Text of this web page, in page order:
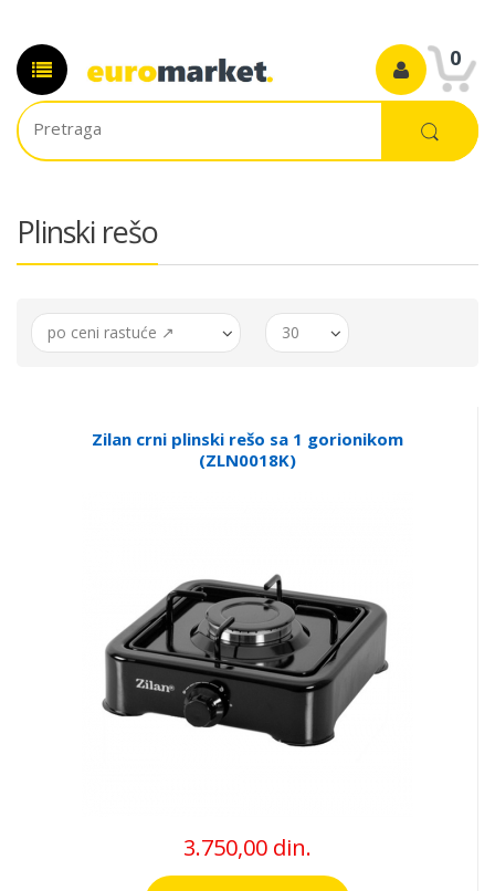
0
Plinski rešo
po ceni rastuće ↗ 30
Zilan crni plinski rešo sa 1 gorionikom
(ZLN0018K)
3.750,00 din.